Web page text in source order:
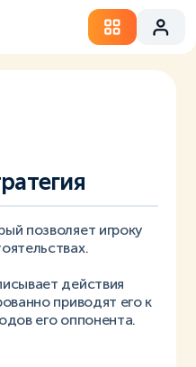
позволяет игроку
действия
приводят его к
его оппонента.